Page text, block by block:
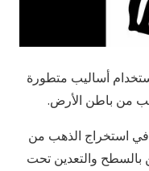
أساليب متطورة
من باطن الأرض.
في استخراج الذهب من
بالسطح والتعدين تحت